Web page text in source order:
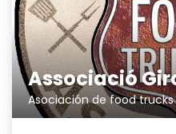
Asociación de food trucks